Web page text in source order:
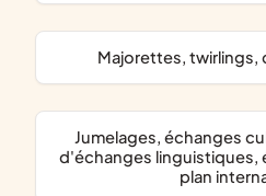
majorettes,
jumelages, échanges culturels, organisation
d'échanges linguistiques,
plan